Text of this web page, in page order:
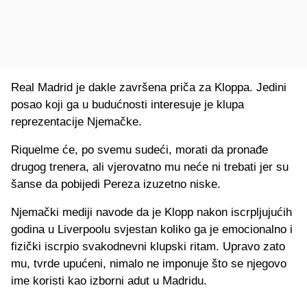
Real Madrid je dakle završena priča za Kloppa. Jedini
posao koji ga u budućnosti interesuje je klupa
reprezentacije Njemačke.
Riquelme će, po svemu sudeći, morati da pronađe
drugog trenera, ali vjerovatno mu neće ni trebati jer su
šanse da pobijedi Pereza izuzetno niske.
Njemački mediji navode da je Klopp nakon iscrpljujućih
godina u Liverpoolu svjestan koliko ga je emocionalno i
fizički iscrpio svakodnevni klupski ritam. Upravo zato
mu, tvrde upućeni, nimalo ne imponuje što se njegovo
ime koristi kao izborni adut u Madridu.